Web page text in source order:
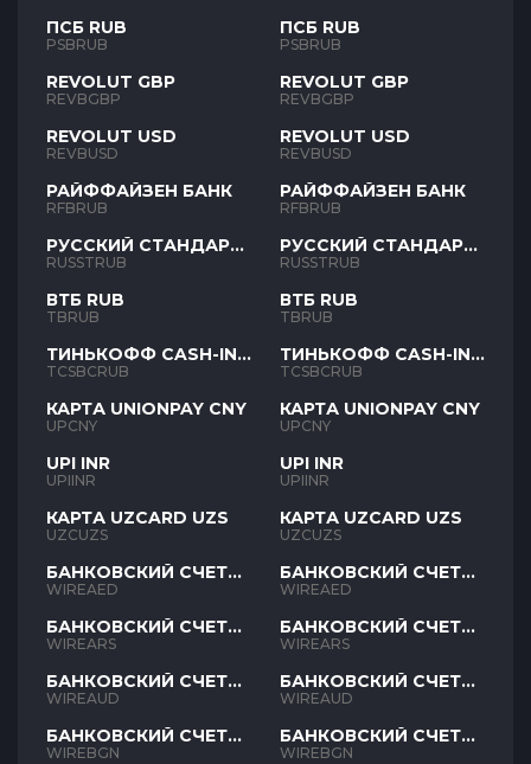
ПСБ RUB
PSBRUB
REVOLUT GBP
REVBGBP
REVOLUT USD
REVBUSD
РАЙФФАЙЗЕН БАНК
RFBRUB
РУССКИЙ СТАНДАРТ
RUB
RUSSTRUB
ВТБ RUB
TBRUB
ТИНЬКОФФ CASH-IN
RUB
TCSBCRUB
КАРТА UNIONPAY CNY
UPCNY
UPI INR
UPIINR
КАРТА UZCARD UZS
UZCUZS
БАНКОВСКИЙ СЧЕТ
AED
WIREAED
БАНКОВСКИЙ СЧЕТ
ARS
WIREARS
БАНКОВСКИЙ СЧЕТ
AUD
WIREAUD
БАНКОВСКИЙ СЧЕТ
BGN
WIREBGN
ПСБ RUB
PSBRUB
REVOLUT GBP
REVBGBP
REVOLUT USD
REVBUSD
РАЙФФАЙЗЕН БАНК
RFBRUB
РУССКИЙ СТАНДАРТ
RUB
RUSSTRUB
ВТБ RUB
TBRUB
ТИНЬКОФФ CASH-IN
RUB
TCSBCRUB
КАРТА UNIONPAY CNY
UPCNY
UPI INR
UPIINR
КАРТА UZCARD UZS
UZCUZS
БАНКОВСКИЙ СЧЕТ
AED
WIREAED
БАНКОВСКИЙ СЧЕТ
ARS
WIREARS
БАНКОВСКИЙ СЧЕТ
AUD
WIREAUD
БАНКОВСКИЙ СЧЕТ
BGN
WIREBGN